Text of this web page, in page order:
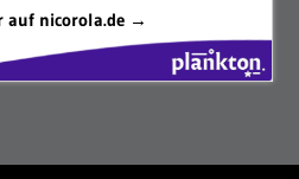
auf nicorola.de →